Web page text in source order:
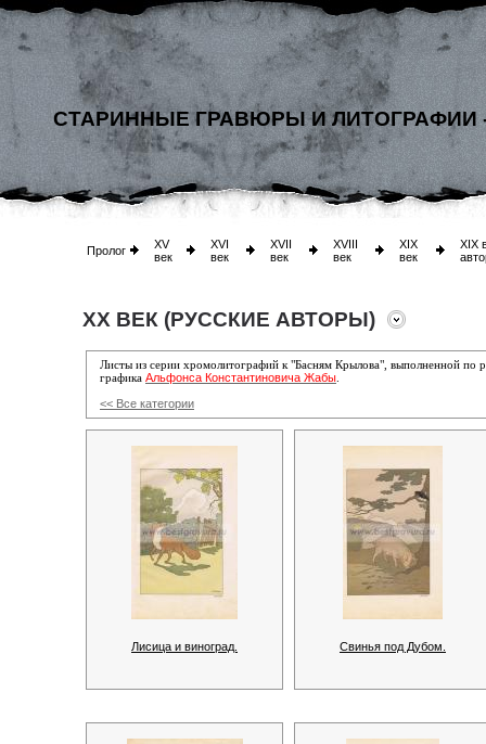
СТАРИННЫЕ ГРАВЮРЫ И ЛИТОГРАФИИ
Пролог
XV
век
XVI
век
XVII
век
XVIII
век
XIX
век
XIX
XX ВЕК (РУССКИЕ АВТОРЫ)
Листы из серии хромолитографий к "Басням Крылова", выполненной по
графика Альфонса Константиновича Жабы
<< Все категории
Лисица и виноград. Свинья под Дубом.